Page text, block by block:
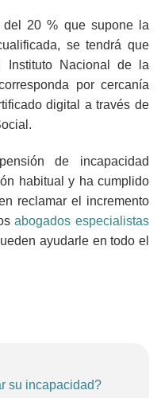
del 20 % que supone la
se tendrá que
Instituto Nacional de la
por cercanía
digital a través de
de incapacidad
habitual y ha cumplido
reclamar el incremento
abogados especialistas
ayudarle en todo el
su incapacidad?